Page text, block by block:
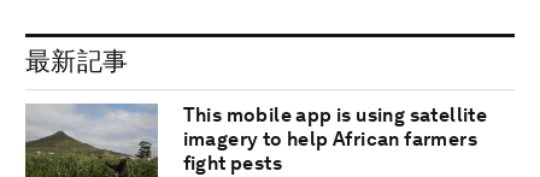
最新記事
This mobile app is using satellite
imagery to help African farmers
fight pests